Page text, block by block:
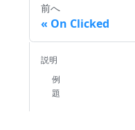
前へ
On Clicked
説明
例
題